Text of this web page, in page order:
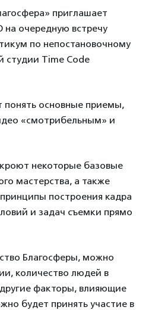
приглашает
на очередную встречу
по непостановочному
студии Time Code
основные приемы,
«смотрибельным» и
некоторые базовые
мастерства, а также
построения кадра
и задач съемки прямо
Благосферы, можно
количество людей в
факторы, влияющие
будет принять участие в